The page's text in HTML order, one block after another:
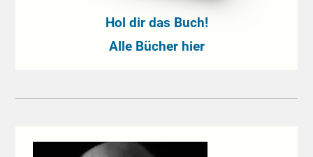
Hol dir das Buch!
Alle Bücher hier